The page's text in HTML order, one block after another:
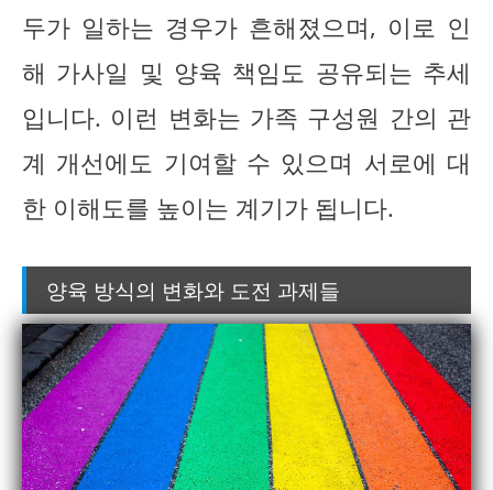
두가 일하는 경우가 흔해졌으며, 이로 인
해 가사일 및 양육 책임도 공유되는 추세
입니다. 이런 변화는 가족 구성원 간의 관
계 개선에도 기여할 수 있으며 서로에 대
한 이해도를 높이는 계기가 됩니다.
양육 방식의 변화와 도전 과제들